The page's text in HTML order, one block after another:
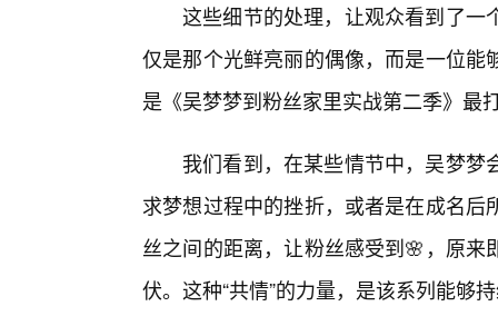
这些细节的处理，让观众看到了一
仅是那个光鲜亮丽的偶像，而是一位
是《吴梦梦到粉丝家里实战第二季》最
我们看到，在某些情节中，吴梦
求梦想过程中的挫折，或者是在成名
丝之间的距离，让粉丝感受到🌸，原
伏。这种“共情”的力量，是该系列能够